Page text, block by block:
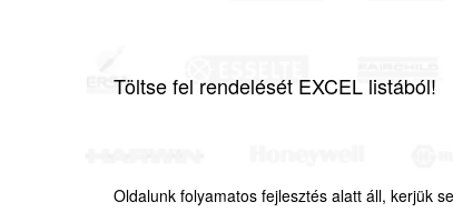
Töltse fel rendelését EXCEL listából!
Oldalunk folyamatos fejlesztés alatt áll, kerjük